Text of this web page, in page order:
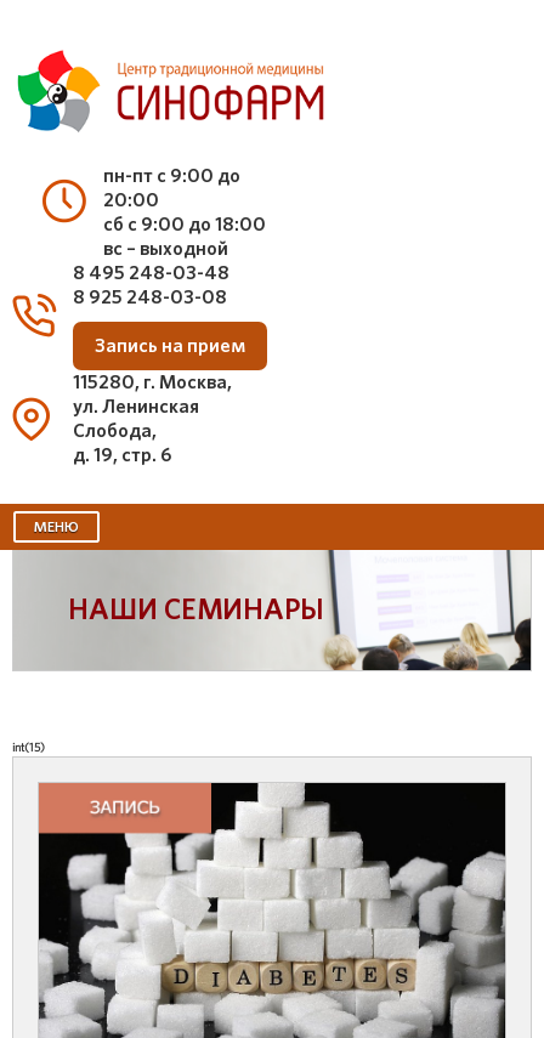
пн-пт с 9:00 до
20:00
сб с 9:00 до 18:00
вс – выходной
8 495 248-03-48
8 925 248-03-08
Запись на прием
115280, г. Москва,
ул. Ленинская
Слобода,
д. 19, стр. 6
МЕНЮ
НАШИ СЕМИНАРЫ
int(15)